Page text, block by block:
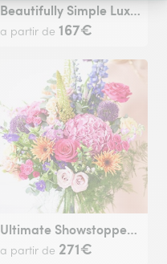
Beautifully Simple Luxury Pink Rose Bouquet.
a partir de 167€
Ultimate Showstopper Bright Bouquet
a partir de 271€